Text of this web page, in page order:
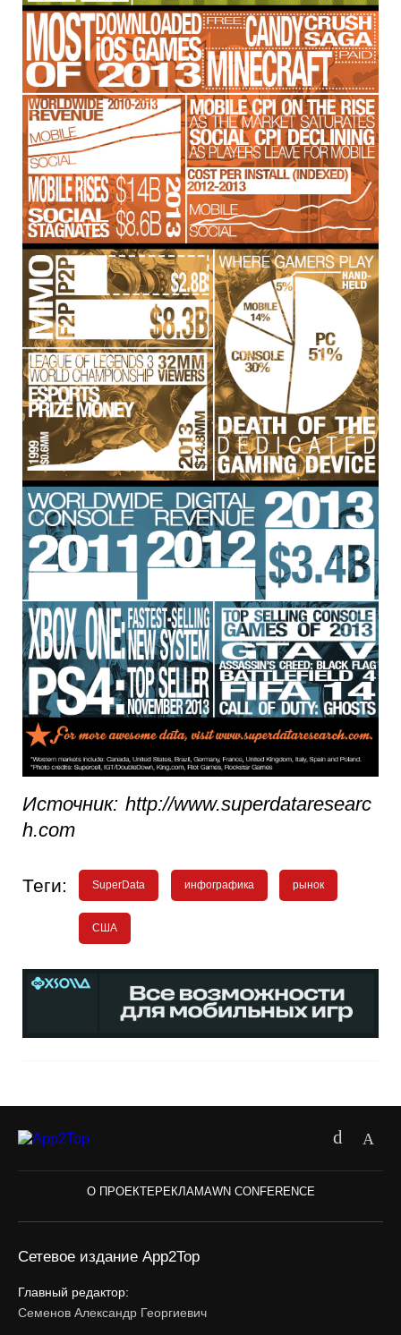
Источник: http://www.superdataresearc
h.com
Теги: SuperData инфографика рынок
США
О ПРОЕКТЕ РЕКЛАМАWN CONFERENCE
Сетевое издание App2Top
Главный редактор:
Семенов Александр Георгиевич